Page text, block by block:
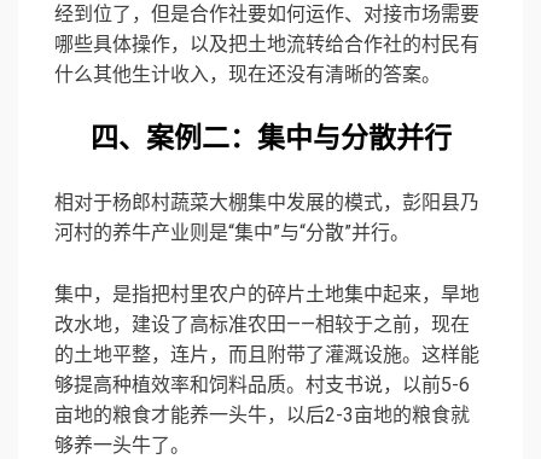
经到位了，但是合作社要如何运作、对接市场需要
哪些具体操作，以及把土地流转给合作社的村民有
什么其他生计收入，现在还没有清晰的答案。
四、案例二：集中与分散并行
相对于杨郎村蔬菜大棚集中发展的模式，彭阳县乃
河村的养牛产业则是“集中”与“分散”并行。
集中，是指把村里农户的碎片土地集中起来，旱地
改水地，建设了高标准农田——相较于之前，现在
的土地平整，连片，而且附带了灌溉设施。这样能
够提高种植效率和饲料品质。村支书说，以前5-6
亩地的粮食才能养一头牛，以后2-3亩地的粮食就
够养一头牛了。